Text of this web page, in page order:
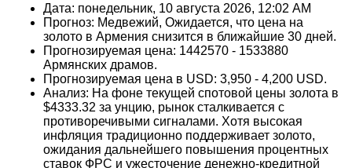
Дата: понедельник, 10 августа 2026, 12:02 AM
Прогноз: Медвежий, Ожидается, что цена на
золото в Армения снизится в ближайшие 30 дней.
Прогнозируемая цена: 1442570 - 1533880
Армянских драмов.
Прогнозируемая цена в USD: 3,950 - 4,200 USD.
Анализ: На фоне текущей спотовой цены золота в
$4333.32 за унцию, рынок сталкивается с
противоречивыми сигналами. Хотя высокая
инфляция традиционно поддерживает золото,
ожидания дальнейшего повышения процентных
ставок ФРС и ужесточение денежно-кредитной